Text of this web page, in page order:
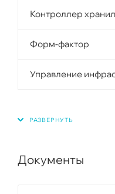
Контроллер
Форм-фактор
Управление
Документы